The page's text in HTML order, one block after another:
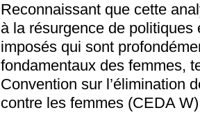
Reconnaissant que cette
à la résurgence de
imposés qui sont
fondamentaux des femmes,
Convention sur l’élimination
contre les femmes (CEDA